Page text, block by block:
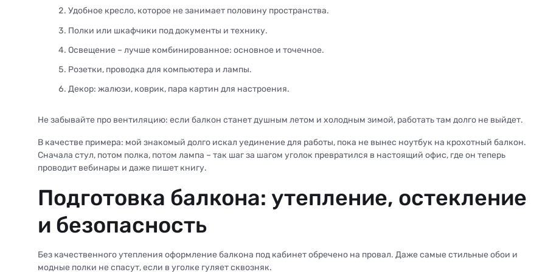
Удобное кресло, которое не занимает половину пространства.
Полки или шкафчики под документы и технику.
Освещение – лучше комбинированное: основное и точечное.
Розетки, проводка для компьютера и лампы.
Декор: жалюзи, коврик, пара картин для настроения.
Не забывайте про вентиляцию: если балкон станет душным летом и холодным зимой, работать там долго не выйдет.
В качестве примера: мой знакомый долго искал уединение для работы, пока не вынес ноутбук на крохотный балкон.
Сначала стул, потом полка, потом лампа – так шаг за шагом уголок превратился в настоящий офис, где он теперь
проводит вебинары и даже пишет книгу.
Подготовка балкона: утепление, остекление
и безопасность
Без качественного утепления оформление балкона под кабинет обречено на провал. Даже самые стильные обои и
модные полки не спасут, если в уголке гуляет сквозняк.